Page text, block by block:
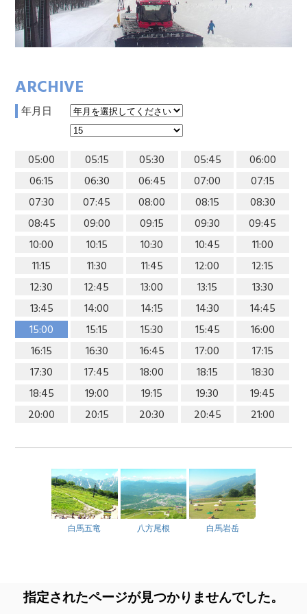
ARCHIVE
年月日
05:00 05:15 05:30 05:45
06:00
06:15
06:30 06:45 07:00
07:15
07:30
07:45 08:00 08:15
08:30
08:45
09:00 09:15 09:30
09:45
10:00
10:15 10:30 10:45
11:00
11:15
11:30 11:45 12:00
12:15
12:30
12:45 13:00 13:15
13:30
13:45
14:00 14:15 14:30
14:45
15:00
15:15 15:30 15:45
16:00
16:15
16:30 16:45 17:00
17:15
17:30
17:45 18:00 18:15
18:30
18:45
19:00 19:15 19:30
19:45
20:00
20:15 20:30 20:45 21:00
白馬五竜 八方尾根 白馬岩岳